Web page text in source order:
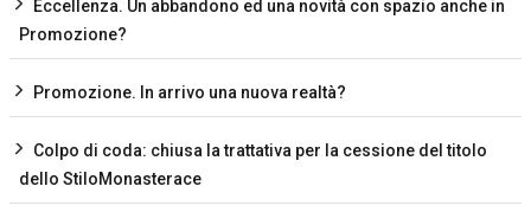
Eccellenza. Un abbandono ed una novità con spazio anche in
Promozione?
Promozione. In arrivo una nuova realtà?
Colpo di coda: chiusa la trattativa per la cessione del titolo
dello StiloMonasterace